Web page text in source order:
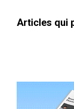
Articles qui